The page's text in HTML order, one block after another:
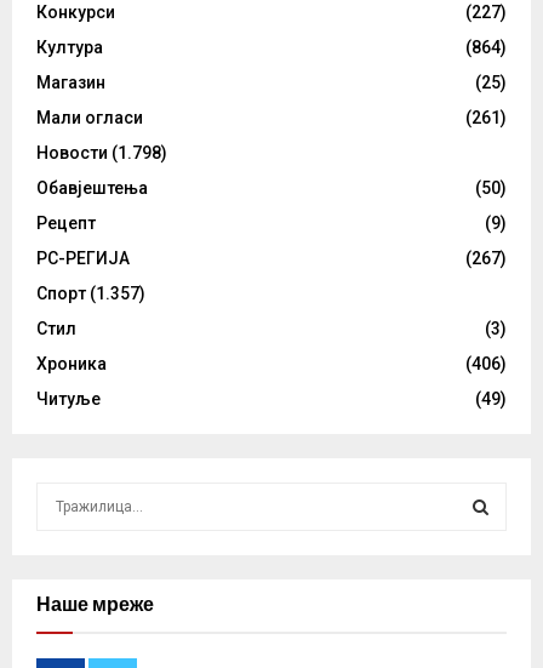
Конкурси
(227)
Култура
(864)
Магазин
(25)
Мали огласи
(261)
Новости (1.798)
Обавјештења
(50)
Рецепт
(9)
РС-РЕГИЈА
(267)
Спорт (1.357)
Стил
(3)
Хроника
(406)
Читуље
(49)
cНаше мреже